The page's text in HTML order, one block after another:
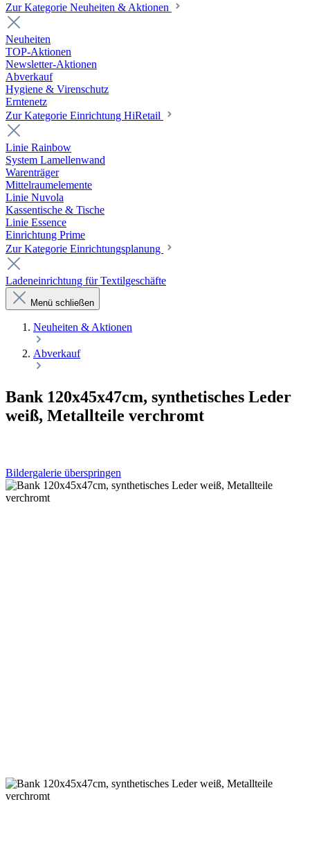
Zur Kategorie Neuheiten & Aktionen
Neuheiten
TOP-Aktionen
Newsletter-Aktionen
Abverkauf
Hygiene & Virenschutz
Erntenetz
Zur Kategorie Einrichtung HiRetail
Linie Rainbow
System Lamellenwand
Warenträger
Mittelraumelemente
Linie Nuvola
Kassentische & Tische
Linie Essence
Einrichtung Prime
Zur Kategorie Einrichtungsplanung
Ladeneinrichtung für Textilgeschäfte
Menü schließen
Neuheiten & Aktionen
Abverkauf
Bank 120x45x47cm, synthetisches Leder
weiß, Metallteile verchromt
Bildergalerie überspringen